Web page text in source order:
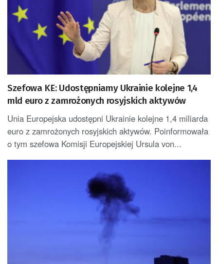
Szefowa KE: Udostępniamy Ukrainie kolejne 1,4
mld euro z zamrożonych rosyjskich aktywów
Unia Europejska udostępni Ukrainie kolejne 1,4 miliarda
euro z zamrożonych rosyjskich aktywów. Poinformowała
o tym szefowa Komisji Europejskiej Ursula von...